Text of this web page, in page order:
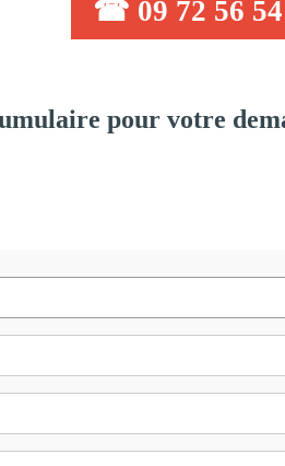
☎ 09 72 56 54
pour votre